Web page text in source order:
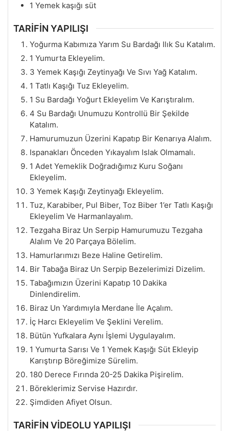
1 Yemek kaşığı süt
TARİFİN YAPILIŞI
Yoğurma Kabımıza Yarım Su Bardağı Ilık Su Katalım.
1 Yumurta Ekleyelim.
3 Yemek Kaşığı Zeytinyağı Ve Sıvı Yağ Katalım.
1 Tatlı Kaşığı Tuz Ekleyelim.
1 Su Bardağı Yoğurt Ekleyelim Ve Karıştıralım.
4 Su Bardağı Unumuzu Kontrollü Bir Şekilde
Katalım.
Hamurumuzun Üzerini Kapatıp Bir Kenarıya Alalım.
Ispanakları Önceden Yıkayalım Islak Olmamalı.
1 Adet Yemeklik Doğradığımız Kuru Soğanı
Ekleyelim.
3 Yemek Kaşığı Zeytinyağı Ekleyelim.
Tuz, Karabiber, Pul Biber, Toz Biber 1’er Tatlı Kaşığı
Ekleyelim Ve Harmanlayalım.
Tezgaha Biraz Un Serpip Hamurumuzu Tezgaha
Alalım Ve 20 Parçaya Bölelim.
Hamurlarımızı Beze Haline Getirelim.
Bir Tabağa Biraz Un Serpip Bezelerimizi Dizelim.
Tabağımızın Üzerini Kapatıp 10 Dakika
Dinlendirelim.
Biraz Un Yardımıyla Merdane İle Açalım.
İç Harcı Ekleyelim Ve Şeklini Verelim.
Bütün Yufkalara Aynı İşlemi Uygulayalım.
1 Yumurta Sarısı Ve 1 Yemek Kaşığı Süt Ekleyip
Karıştırıp Böreğimize Sürelim.
180 Derece Fırında 20-25 Dakika Pişirelim.
Böreklerimiz Servise Hazırdır.
Şimdiden Afiyet Olsun.
TARİFİN VİDEOLU YAPILIŞI